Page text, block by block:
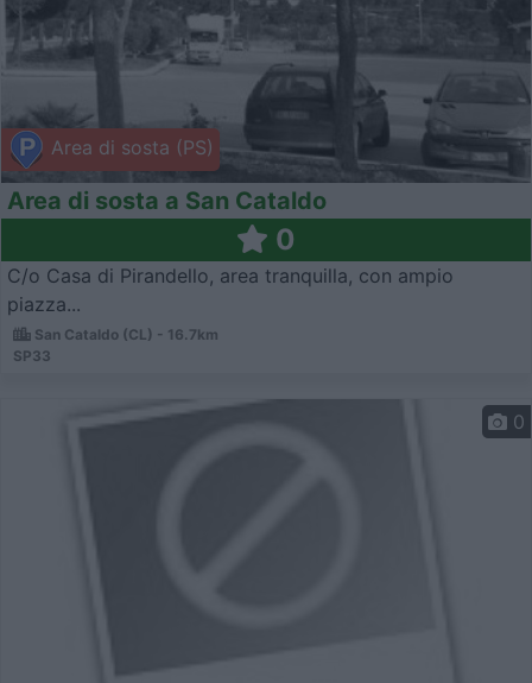
Area di sosta (PS)
Area di sosta a San Cataldo
0
C/o Casa di Pirandello, area tranquilla, con ampio
piazza...
San Cataldo (CL) - 16.7km
SP33
0